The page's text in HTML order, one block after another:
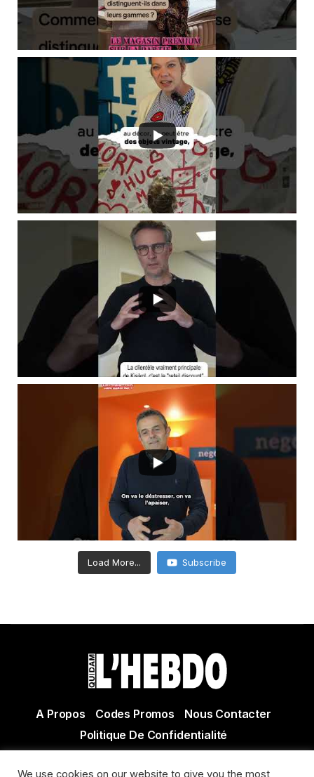
Load More... Subscribe
A Propos Codes Promos
Nous Contacter
Politique De Confidentialité
We use cookies on our website to give you the most